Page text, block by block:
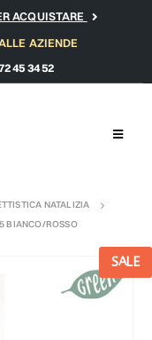
ACQUISTARE
AZIENDE
45 34 52
NATALIZIA
BIANCO/ROSSO
SALE